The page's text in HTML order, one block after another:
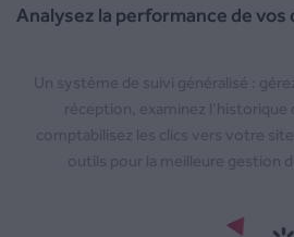
Analysez la performance de vos
Un système de suivi généralisé :
réception, examinez l’historique
comptabilisez les clics vers votre
outils pour la meilleure gestion